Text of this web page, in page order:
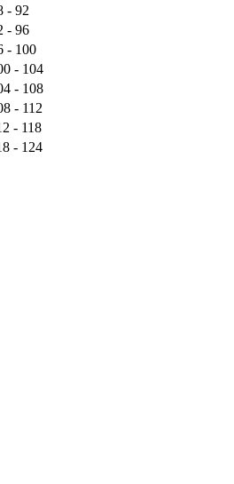
- 92
- 96
- 100
- 104
- 108
- 112
- 118
- 124